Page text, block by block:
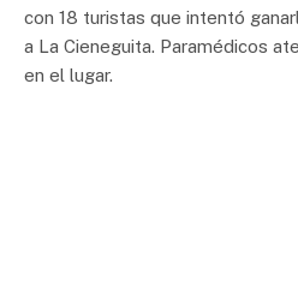
con 18 turistas que intentó
a La Cieneguita. Paramédicos
en el lugar.